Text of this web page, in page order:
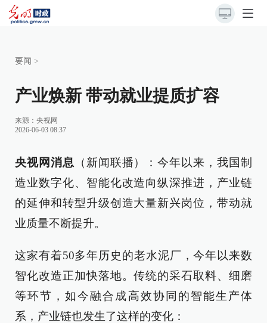
要闻 >
产业焕新 带动就业提质扩容
来源： 央视网
2026-06-03 08:37
央视网消息 （新闻联播）：今年以来，我国制
造业数字化、智能化改造向纵深推进，产业链
的延伸和转型升级创造大量新兴岗位，带动就
业质量不断提升。
这家有着50多年历史的老水泥厂，今年以来数
智化改造正加快落地。传统的采石取料、细磨
等环节，如今融合成高效协同的智能生产体
系，产业链也发生了这样的变化：